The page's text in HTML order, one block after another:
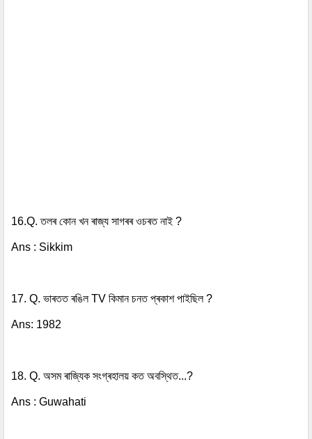
16.Q.তলৰ কোন খন ৰাজ্য সাগৰৰ ওচৰত নাই ?
Ans : Sikkim
17. Q. ভাৰতত ৰঙিল TV কিমান চনত প্ৰকাশ পাইছিল ?
Ans: 1982
18. Q. অসম ৰাজ্যিক সংগ্ৰহালয় কত অবস্থিত...?
Ans : Guwahati